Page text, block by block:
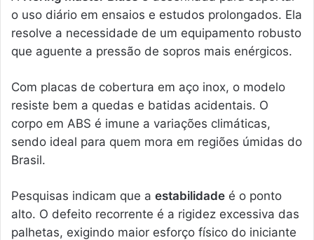
o uso diário em ensaios e estudos prolongados. Ela
resolve a necessidade de um equipamento robusto
que aguente a pressão de sopros mais enérgicos.
Com placas de cobertura em aço inox, o modelo
resiste bem a quedas e batidas acidentais. O
corpo em ABS é imune a variações climáticas,
sendo ideal para quem mora em regiões úmidas do
Brasil.
Pesquisas indicam que a estabilidade é o ponto
alto. O defeito recorrente é a rigidez excessiva das
palhetas, exigindo maior esforço físico do iniciante